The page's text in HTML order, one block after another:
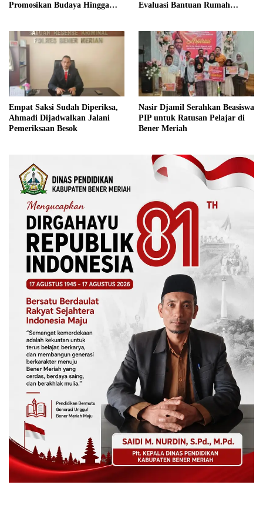
Promosikan Budaya Hingga
Evaluasi Bantuan Rumah
Empat Saksi Sudah Diperiksa,
Ahmadi Dijadwalkan Jalani
Pemeriksaan Besok
Nasir Djamil Serahkan Beasiswa
PIP untuk Ratusan Pelajar di
Bener Meriah